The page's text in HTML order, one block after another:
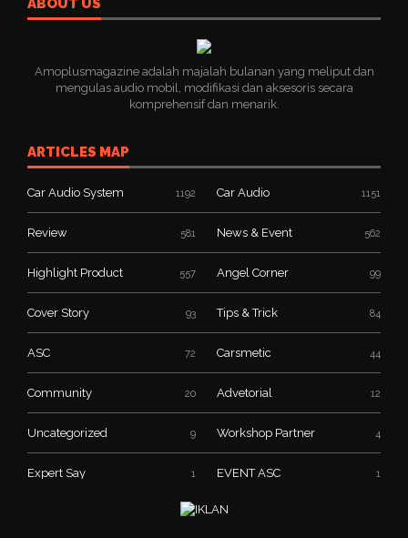
ABOUT US
Amoplusmagazine adalah majalah bulanan yang meliput dan
mengulas audio mobil, modifikasi dan aksesoris secara
komprehensif dan menarik.
ARTICLES MAP
Car Audio System 1192 Car Audio 1151
Review 581 News & Event 562
Highlight Product 557 Angel Corner 99
Cover Story 93 Tips & Trick 84
ASC 72 Carsmetic 44
Community 20 Advetorial 12
Uncategorized 9 Workshop Partner 4
Expert Say 1 EVENT ASC 1